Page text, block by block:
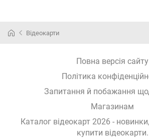
Відеокарти
Повна версія сайту
Політика
Запитання й побажання
Магазинам
Каталог відеокарт 2026 -
купити відеокарти.